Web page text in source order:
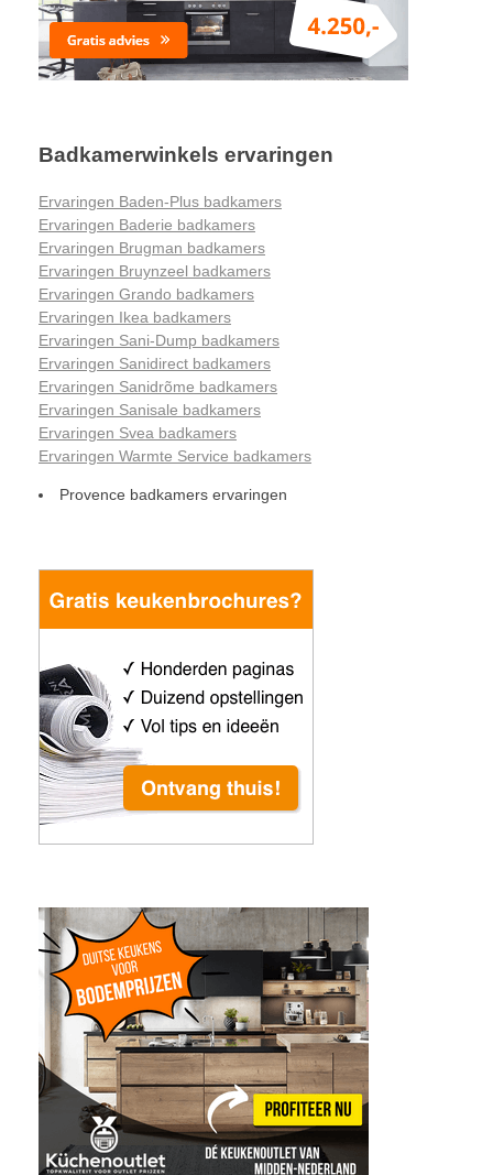
Badkamerwinkels ervaringen
Ervaringen Baden-Plus badkamers
Ervaringen Baderie badkamers
Ervaringen Brugman badkamers
Ervaringen Bruynzeel badkamers
Ervaringen Grando badkamers
Ervaringen Ikea badkamers
Ervaringen Sani-Dump badkamers
Ervaringen Sanidirect badkamers
Ervaringen Sanidrõme badkamers
Ervaringen Sanisale badkamers
Ervaringen Svea badkamers
Ervaringen Warmte Service badkamers
Provence badkamers ervaringen